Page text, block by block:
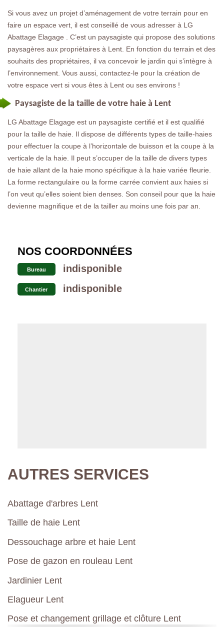
Si vous avez un projet d’aménagement de votre terrain pour en
faire un espace vert, il est conseillé de vous adresser à LG
Abattage Elagage . C’est un paysagiste qui propose des solutions
paysagères aux propriétaires à Lent. En fonction du terrain et des
souhaits des propriétaires, il va concevoir le jardin qui s’intègre à
l’environnement. Vous aussi, contactez-le pour la création de
votre espace vert si vous êtes à Lent ou ses environs !
Paysagiste de la taille de votre haie à Lent
LG Abattage Elagage est un paysagiste certifié et il est qualifié
pour la taille de haie. Il dispose de différents types de taille-haies
pour effectuer la coupe à l’horizontale de buisson et la coupe à la
verticale de la haie. Il peut s’occuper de la taille de divers types
de haie allant de la haie mono spécifique à la haie variée fleurie.
La forme rectangulaire ou la forme carrée convient aux haies si
l’on veut qu’elles soient bien denses. Son conseil pour que la haie
devienne magnifique et de la tailler au moins une fois par an.
NOS COORDONNÉES
Bureau indisponible
Chantier indisponible
AUTRES SERVICES
Abattage d'arbres Lent
Taille de haie Lent
Dessouchage arbre et haie Lent
Pose de gazon en rouleau Lent
Jardinier Lent
Elagueur Lent
Pose et changement grillage et clôture Lent